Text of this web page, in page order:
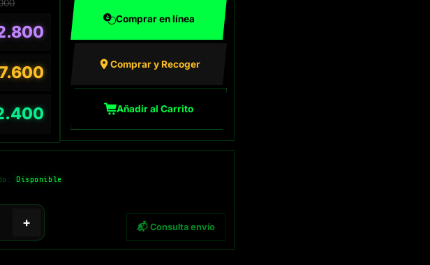
Comprar en línea
Comprar y Recoger
Añadir al Carrito
Disponible
+ 📬 Consulta envío